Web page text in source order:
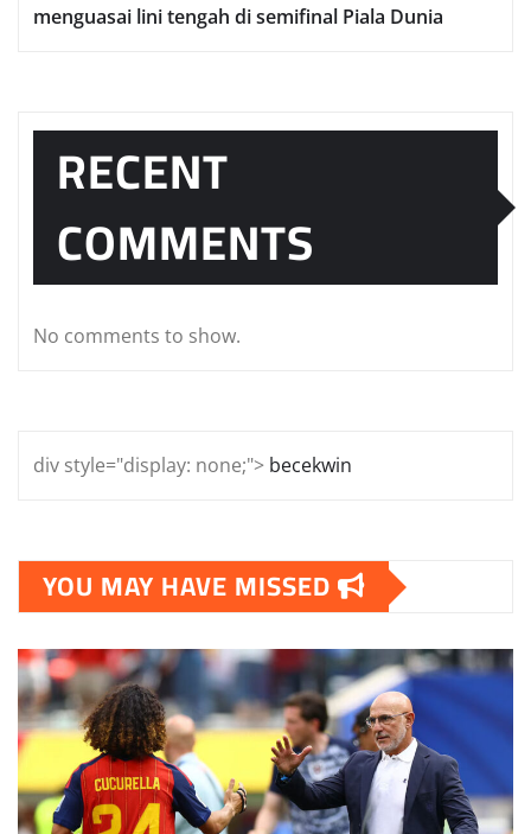
mеnguаѕаі lіnі tеngаh dі semifinal Piala Dunia
RECENT
COMMENTS
No comments to show.
div style="display: none;"> becekwin
YOU MAY HAVE MISSED